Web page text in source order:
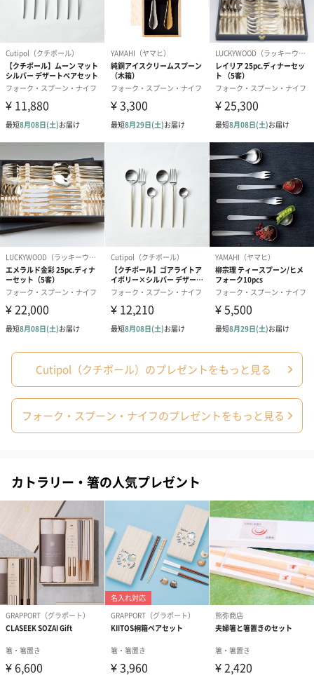
写真付きメッセージカ
ード（680円）
写真付きメッセージカ
ード（Thank you）ピ
ンク（680円）
【誕生日】
Birthday ホワ
刷なし）（
包装紙
ラッピングを施してお届けいたします。
ゴールド（390円） ピンク（390円） グリーン（
結婚祝い（御結婚御
祝）（110円）
出産祝い（御出産御
祝）（110円）
結婚内祝い（
（110円）
結婚祝いちょい足しギフト
結婚祝いギフトへの＋αにおすすめです。新生活を彩るギフトオプ
ションをご用意いたしました。
商品と同梱してお届けいたします。
Cutipol（クチポール）のプレゼントをもっと見る
フォーク・スプーン・ナイフのプレゼントをもっと見る
カトラリー・箸の人気プレゼント